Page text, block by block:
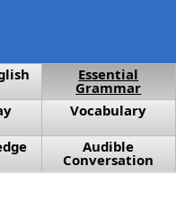
Essential
Grammar
Vocabulary
Audible
Conversation